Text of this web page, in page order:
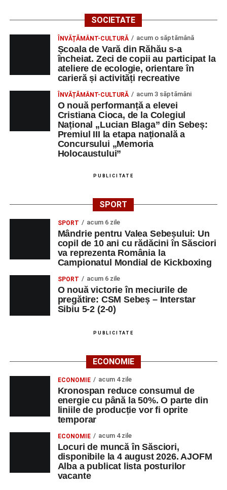
Blaga” Sebeș
(Race Office) pentru competiția„Cicloaventurier de
Râpa Roșie
Orele 17.00–20.00
– Antrenamente libere pe traseul de
Centrul Cultural „Lucian Blaga”
Sebeș – Sala de spectacole
– Proiecție cinematografică:
Gabi Virginia Șarga și Cătălin Rotaru, producător Gabi
DUMINICĂ, 23 AUGUST 2026
Râpa Roșie
„Cicloaventurier de Sebeș”
al competiției MTB pentru copii.
LUNI, 24 AUGUST 2026
Ora 18.00– Activități recreative pentru copii, susținute de
trupele de teatru„Gepetto”și„Pied Piper”
Seară cu tradiții săsești, cu participarea:
Fanfarei din Petrești;
Trupei de Dansuri Săsești;
Alexandrei Pamfilie;
Alfred Dahinten.
SOCIETATE
ÎNVĂȚĂMÂNT-CULTURĂ acum o săptămână
Școala de Vară din Răhău s-a
încheiat. Zeci de copii au participat la
ateliere de ecologie, orientare în
carieră și activități recreative
ÎNVĂȚĂMÂNT-CULTURĂ acum 3 săptămâni
O nouă performanță a elevei
Cristiana Cioca, de la Colegiul
Național „Lucian Blaga” din Sebeș:
Premiul III la etapa națională a
Concursului „Memoria
Holocaustului”
PUBLICITATE
SPORT
SPORT acum 6 zile
Mândrie pentru Valea Sebeșului: Un
copil de 10 ani cu rădăcini în Săsciori
va reprezenta România la
Campionatul Mondial de Kickboxing
SPORT acum 6 zile
O nouă victorie în meciurile de
pregătire: CSM Sebeș – Interstar
Sibiu 5-2 (2-0)
PUBLICITATE
ECONOMIE
ECONOMIE acum 4 zile
Kronospan reduce consumul de
energie cu până la 50%. O parte din
liniile de producție vor fi oprite
temporar
ECONOMIE acum 4 zile
Locuri de muncă în Săsciori,
disponibile la 4 august 2026. AJOFM
Alba a publicat lista posturilor
vacante